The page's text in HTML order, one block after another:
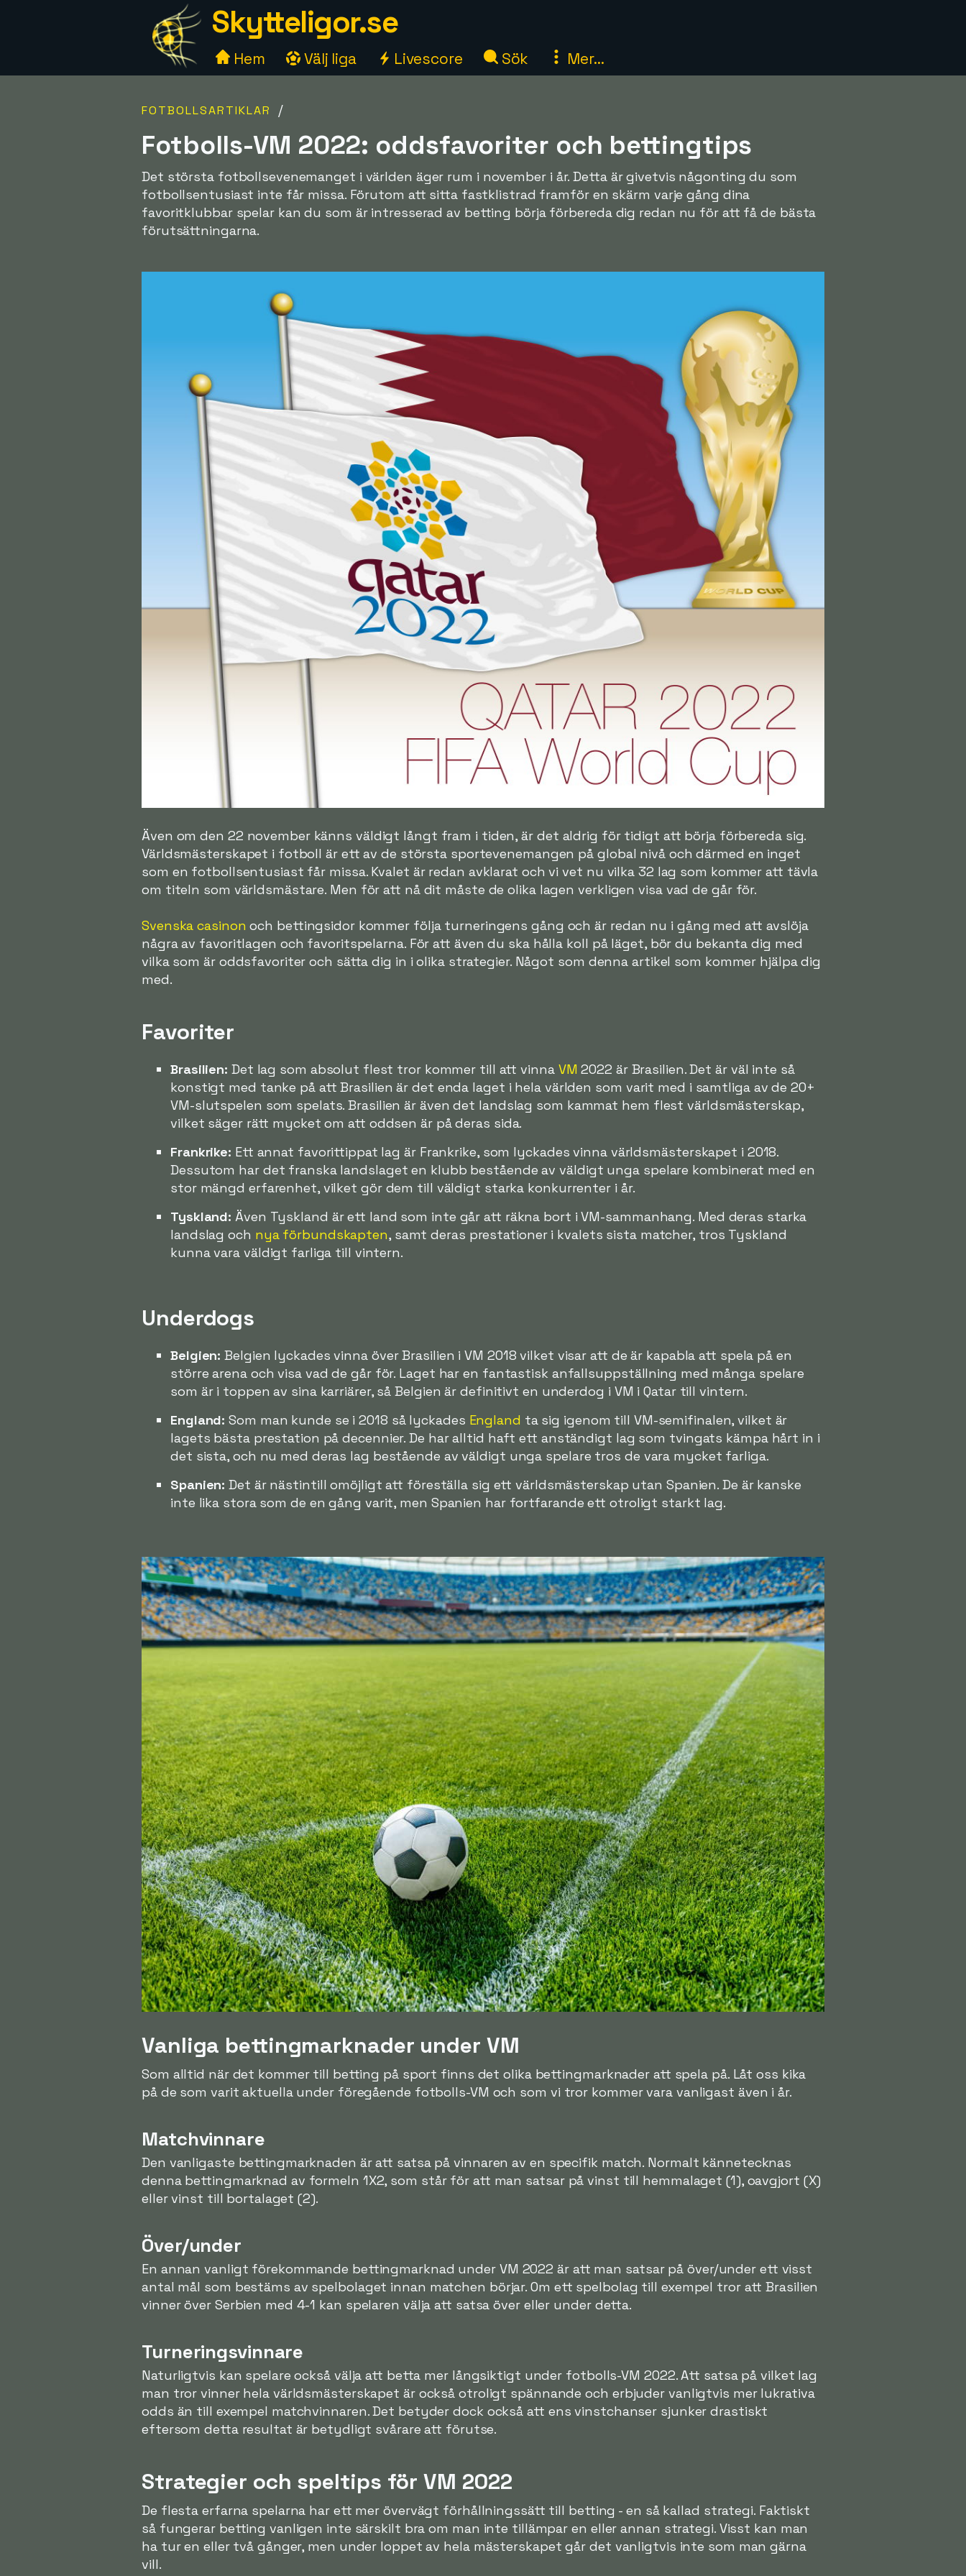
Skytteligor.se
Hem Välj liga Livescore Sök Mer...
FOTBOLLSARTIKLAR /
Fotbolls-VM 2022: oddsfavoriter och bettingtips
Det största fotbollsevenemanget i världen äger rum i november i år. Detta är givetvis någonting du som
fotbollsentusiast inte får missa. Förutom att sitta fastklistrad framför en skärm varje gång dina
favoritklubbar spelar kan du som är intresserad av betting börja förbereda dig redan nu för att få de bästa
förutsättningarna.
Även om den 22 november känns väldigt långt fram i tiden, är det aldrig för tidigt att börja förbereda sig.
Världsmästerskapet i fotboll är ett av de största sportevenemangen på global nivå och därmed en inget
som en fotbollsentusiast får missa. Kvalet är redan avklarat och vi vet nu vilka 32 lag som kommer att tävla
om titeln som världsmästare. Men för att nå dit måste de olika lagen verkligen visa vad de går för.
Svenska casinon och bettingsidor kommer följa turneringens gång och är redan nu i gång med att avslöja
några av favoritlagen och favoritspelarna. För att även du ska hålla koll på läget, bör du bekanta dig med
vilka som är oddsfavoriter och sätta dig in i olika strategier. Något som denna artikel som kommer hjälpa dig
med.
Favoriter
Brasilien: Det lag som absolut flest tror kommer till att vinna VM 2022 är Brasilien. Det är väl inte så
konstigt med tanke på att Brasilien är det enda laget i hela världen som varit med i samtliga av de 20+
VM-slutspelen som spelats. Brasilien är även det landslag som kammat hem flest världsmästerskap,
vilket säger rätt mycket om att oddsen är på deras sida.
Frankrike: Ett annat favorittippat lag är Frankrike, som lyckades vinna världsmästerskapet i 2018.
Dessutom har det franska landslaget en klubb bestående av väldigt unga spelare kombinerat med en
stor mängd erfarenhet, vilket gör dem till väldigt starka konkurrenter i år.
Tyskland: Även Tyskland är ett land som inte går att räkna bort i VM-sammanhang. Med deras starka
landslag och nya förbundskapten, samt deras prestationer i kvalets sista matcher, tros Tyskland
kunna vara väldigt farliga till vintern.
Underdogs
Belgien: Belgien lyckades vinna över Brasilien i VM 2018 vilket visar att de är kapabla att spela på en
större arena och visa vad de går för. Laget har en fantastisk anfallsuppställning med många spelare
som är i toppen av sina karriärer, så Belgien är definitivt en underdog i VM i Qatar till vintern.
England: Som man kunde se i 2018 så lyckades England ta sig igenom till VM-semifinalen, vilket är
lagets bästa prestation på decennier. De har alltid haft ett anständigt lag som tvingats kämpa hårt in i
det sista, och nu med deras lag bestående av väldigt unga spelare tros de vara mycket farliga.
Spanien: Det är nästintill omöjligt att föreställa sig ett världsmästerskap utan Spanien. De är kanske
inte lika stora som de en gång varit, men Spanien har fortfarande ett otroligt starkt lag.
Vanliga bettingmarknader under VM
Som alltid när det kommer till betting på sport finns det olika bettingmarknader att spela på. Låt oss kika
på de som varit aktuella under föregående fotbolls-VM och som vi tror kommer vara vanligast även i år.
Matchvinnare
Den vanligaste bettingmarknaden är att satsa på vinnaren av en specifik match. Normalt kännetecknas
denna bettingmarknad av formeln 1X2, som står för att man satsar på vinst till hemmalaget (1), oavgjort (X)
eller vinst till bortalaget (2).
Över/under
En annan vanligt förekommande bettingmarknad under VM 2022 är att man satsar på över/under ett visst
antal mål som bestäms av spelbolaget innan matchen börjar. Om ett spelbolag till exempel tror att Brasilien
vinner över Serbien med 4-1 kan spelaren välja att satsa över eller under detta.
Turneringsvinnare
Naturligtvis kan spelare också välja att betta mer långsiktigt under fotbolls-VM 2022. Att satsa på vilket lag
man tror vinner hela världsmästerskapet är också otroligt spännande och erbjuder vanligtvis mer lukrativa
odds än till exempel matchvinnaren. Det betyder dock också att ens vinstchanser sjunker drastiskt
eftersom detta resultat är betydligt svårare att förutse.
Strategier och speltips för VM 2022
De flesta erfarna spelarna har ett mer övervägt förhållningssätt till betting - en så kallad strategi. Faktiskt
så fungerar betting vanligen inte särskilt bra om man inte tillämpar en eller annan strategi. Visst kan man
ha tur en eller två gånger, men under loppet av hela mästerskapet går det vanligtvis inte som man gärna
vill.